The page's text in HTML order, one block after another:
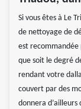
Si vous êtes à Le
de nettoyage de
est recommandée
que soit le degré
rendant votre
couvert par des
donnera